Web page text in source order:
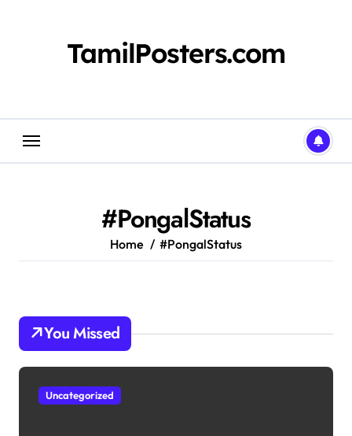
TamilPosters.com
#PongalStatus
Home #PongalStatus
You Missed
Uncategorized